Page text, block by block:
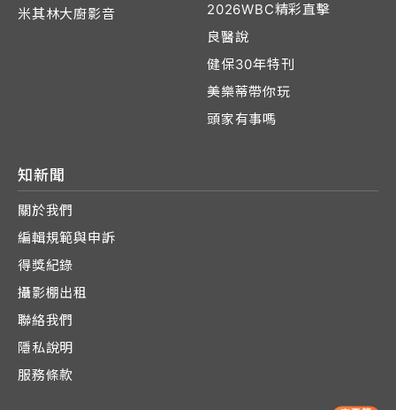
米其林大廚影音
2026WBC精彩直擊
良醫說
健保30年特刊
美樂蒂帶你玩
頭家有事嗎
知新聞
關於我們
編輯規範與申訴
得獎紀錄
攝影棚出租
聯絡我們
隱私說明
服務條款